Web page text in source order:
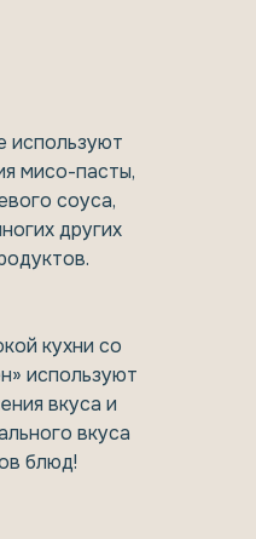
используют
мисо-пасты,
соуса,
других
кухни со
используют
вкуса и
вкуса
блюд!